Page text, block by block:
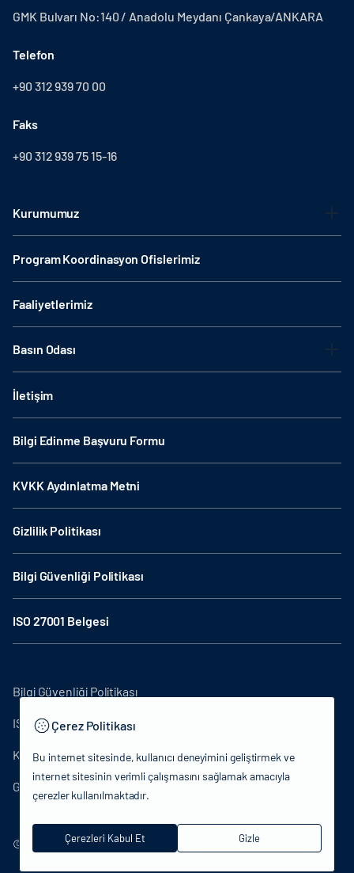
GMK Bulvarı No:140 / Anadolu Meydanı Çankaya/ANKARA
Telefon
+90 312 939 70 00
Faks
+90 312 939 75 15-16
Kurumumuz
Program Koordinasyon Ofislerimiz
Faaliyetlerimiz
Basın Odası
İletişim
Bilgi Edinme Başvuru Formu
KVKK Aydınlatma Metni
Gizlilik Politikası
Bilgi Güvenliği Politikası
ISO 27001 Belgesi
© 2024 T.C.Kütlür ve Turizm Bakanlığı - Tüm hakları saklıdır.
Bilgi Güvenliği Politikası
ISO27001
KVKK Aydınlatma Metni
Gizlilik Politikası
Çerez Politikası
Bu internet sitesinde, kullanıcı deneyimini geliştirmek ve
internet sitesinin verimli çalışmasını sağlamak amacıyla
çerezler kullanılmaktadır.
Çerezleri Kabul Et Gizle